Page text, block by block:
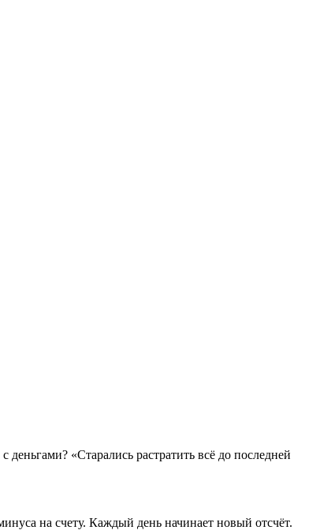
«Старались растратить всё до последней
на счету. Каждый день начинает новый отсчёт.